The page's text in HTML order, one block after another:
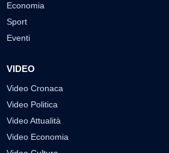
Economia
Sport
Eventi
VIDEO
Video Cronaca
Video Politica
Video Attualità
Video Economia